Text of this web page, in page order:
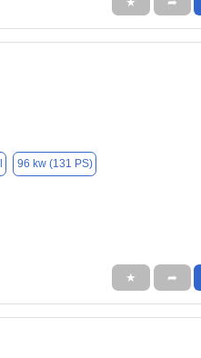
96 kw (131 PS)
★ ➦